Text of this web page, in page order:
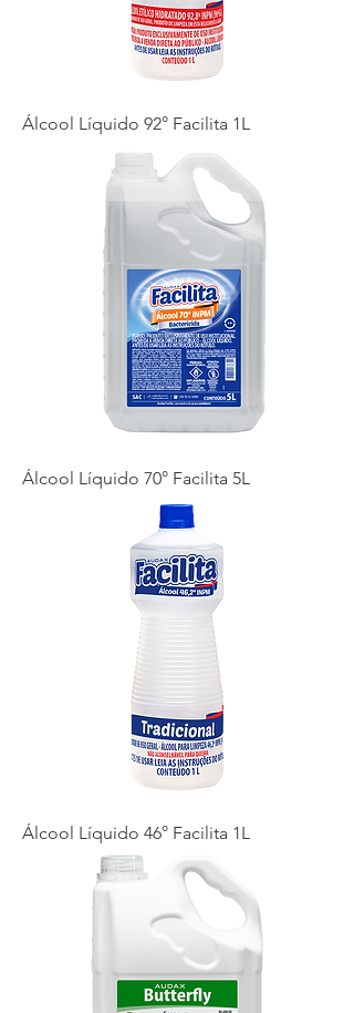
Álcool Líquido 92° Facilita 1L
Álcool Líquido 70° Facilita 5L
Álcool Líquido 46° Facilita 1L